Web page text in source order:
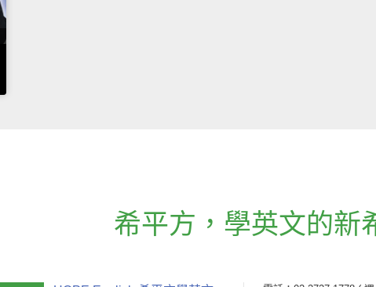
希平方 ， 學英文的新